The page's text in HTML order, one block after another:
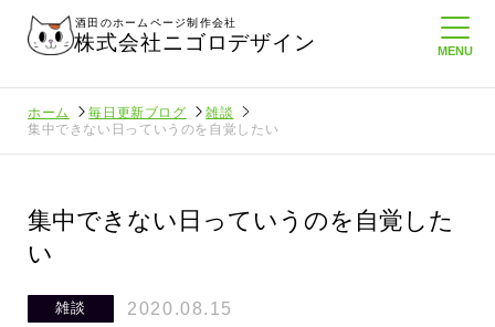
酒田のホームページ制作会社
株式会社ニゴロデザイン
ホーム 毎日更新ブログ
雑談
集中できない日っていうのを自覚したい
集中できない日っていうのを自覚した
い
雑談 2020.08.15